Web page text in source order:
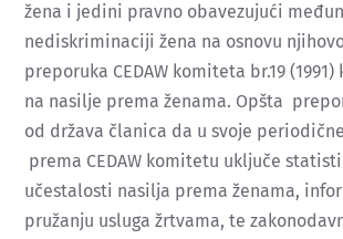
žena i jedini pravno obavezujući
nediskriminaciji žena na osnovu
preporuka CEDAW komiteta br.19 (1991)
na nasilje prema ženama. Opšta
od država članica da u svoje
prema CEDAW komitetu uključe
učestalosti nasilja prema ženama,
pružanju usluga žrtvama, te